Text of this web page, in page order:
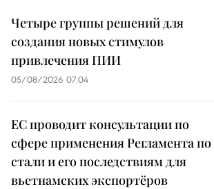
Четыре группы решений для
создания новых стимулов
привлечения ПИИ
05/08/2026 07:04
ЕС проводит консультации по
сфере применения Регламента по
стали и его последствиям для
вьетнамских экспортёров